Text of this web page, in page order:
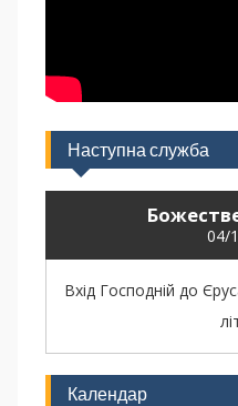
Наступна служба
04/
Вхід Господній до
Календар